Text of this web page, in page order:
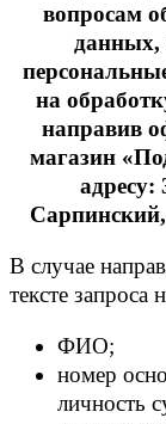
вопросам
данных,
на
направив
магазин
В случае
тексте запроса
ФИО;
номер
личность